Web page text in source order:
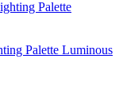
Palette Luminous